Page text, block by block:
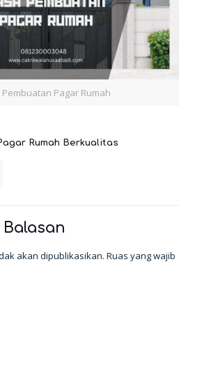
Pembuatan Pagar Rumah
Rumah Berkualitas
akan dipublikasikan. Ruas yang wajib